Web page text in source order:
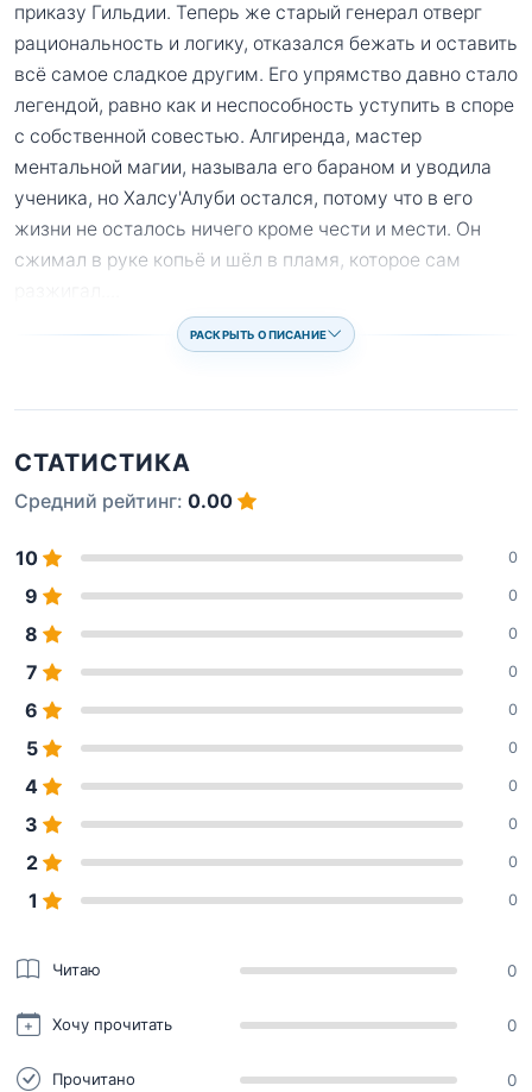
приказу Гильдии. Теперь же старый генерал отверг
рациональность и логику, отказался бежать и оставить
всё самое сладкое другим. Его упрямство давно стало
легендой, равно как и неспособность уступить в споре
с собственной совестью. Алгиренда, мастер
ментальной магии, называла его бараном и уводила
ученика, но Халсу'Алуби остался, потому что в его
жизни не осталось ничего кроме чести и мести. Он
сжимал в руке копьё и шёл в пламя, которое сам
РАСКРЫТЬ ОПИСАНИЕ
СТАТИСТИКА
Средний рейтинг: 0.00
10 0
9 0
8 0
7 0
6 0
5 0
4 0
3 0
2 0
1 0
Читаю 0
Хочу прочитать 0
Прочитано 0